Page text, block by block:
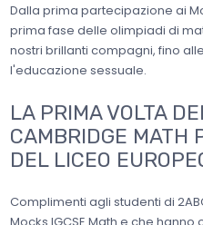
Dalla prima partecipazione ai
prima fase delle olimpiadi di
nostri brillanti compagni, fino
l'educazione sessuale.
LA PRIMA VOLTA
CAMBRIDGE MATH
DEL LICEO
Complimenti agli studenti di